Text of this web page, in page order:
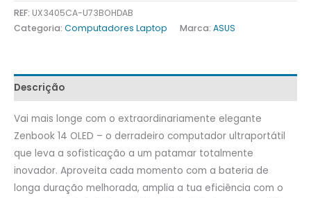
REF: UX3405CA-U73BOHDAB
Categoria: Computadores Laptop Marca: ASUS
Descrição
Vai mais longe com o extraordinariamente elegante
Zenbook 14 OLED – o derradeiro computador ultraportátil
que leva a sofisticação a um patamar totalmente
inovador. Aproveita cada momento com a bateria de
longa duração melhorada, amplia a tua eficiência com o